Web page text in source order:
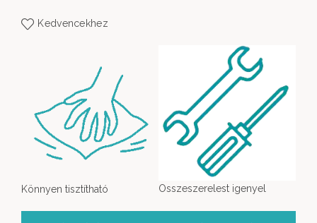
Kedvencekhez
Könnyen tisztítható Osszeszerelest igenyel